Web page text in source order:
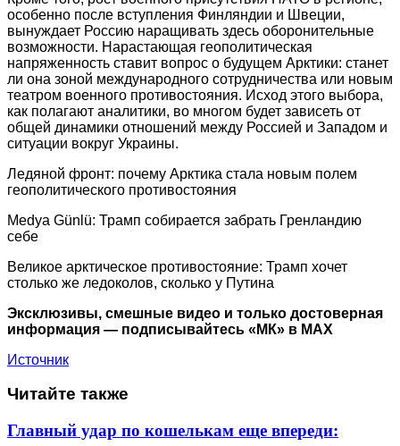
особенно после вступления Финляндии и Швеции,
вынуждает Россию наращивать здесь оборонительные
возможности. Нарастающая геополитическая
напряженность ставит вопрос о будущем Арктики: станет
ли она зоной международного сотрудничества или новым
театром военного противостояния. Исход этого выбора,
как полагают аналитики, во многом будет зависеть от
общей динамики отношений между Россией и Западом и
ситуации вокруг Украины.
Ледяной фронт: почему Арктика стала новым полем
геополитического противостояния
Medya Günlü: Трамп собирается забрать Гренландию
себе
Великое арктическое противостояние: Трамп хочет
столько же ледоколов, сколько у Путина
Эксклюзивы, смешные видео и только достоверная
информация — подписывайтесь «МК» в MAX
Источник
Читайте также
Главный удар по кошелькам еще впереди: